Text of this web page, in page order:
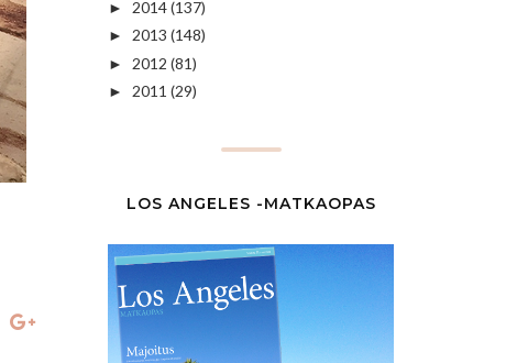
► 2014(137)
► 2013 (148)
► 2012 (81)
► 2011 (29)
LOS ANGELES -MATKAOPAS